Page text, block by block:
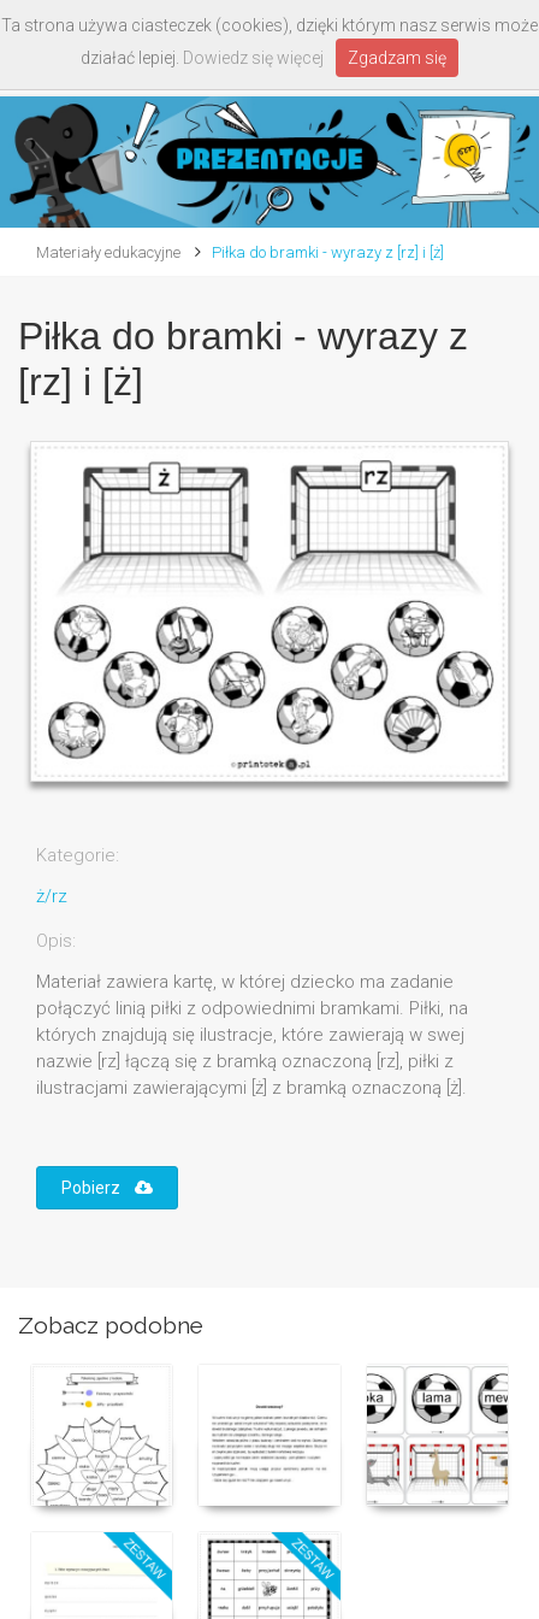
Materiały edukacyjne Piłka do bramki - wyrazy z [rz] i [ż]
Piłka do bramki - wyrazy z
[rz] i [ż]
Kategorie:
ż/rz
Opis:
Materiał zawiera kartę, w której dziecko ma zadanie
połączyć linią piłki z odpowiednimi bramkami. Piłki, na
których znajdują się ilustracje, które zawierają w swej
nazwie [rz] łączą się z bramką oznaczoną [rz], piłki z
ilustracjami zawierającymi [ż] z bramką oznaczoną [ż].
Pobierz
Zobacz podobne
Ta strona używa ciasteczek (cookies), dzięki którym nasz serwis może
działać lepiej. Dowiedz się więcej Zgadzam się